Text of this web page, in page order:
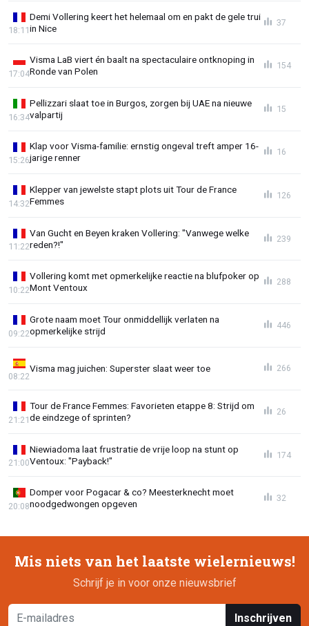
Demi Vollering keert het helemaal om en pakt de gele trui
in Nice
18:11
37
Visma LaB viert én baalt na spectaculaire ontknoping in
Ronde van Polen
17:04
154
Pellizzari slaat toe in Burgos, zorgen bij UAE na nieuwe
valpartij
16:34
15
Klap voor Visma-familie: ernstig ongeval treft amper 16-
jarige renner
15:26
16
Klepper van jewelste stapt plots uit Tour de France
Femmes
14:32
126
Van Gucht en Beyen kraken Vollering: "Vanwege welke
reden?!"
11:22
239
Vollering komt met opmerkelijke reactie na blufpoker op
Mont Ventoux
10:22
288
Grote naam moet Tour onmiddellijk verlaten na
opmerkelijke strijd
09:22
446
Visma mag juichen: Superster slaat weer toe
08:22
266
Tour de France Femmes: Favorieten etappe 8: Strijd om
de eindzege of sprinten?
21:21
26
Niewiadoma laat frustratie de vrije loop na stunt op
Ventoux: "Payback!"
21:00
174
Domper voor Pogacar & co? Meesterknecht moet
noodgedwongen opgeven
20:08
32
Mis niets van het laatste wielernieuws!
Schrijf je in voor onze nieuwsbrief
Inschrijven